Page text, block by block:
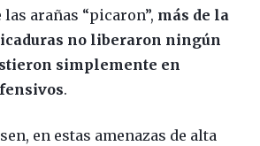
las arañas “picaron”, más de la
no liberaron ningún
simplemente en
.
en estas amenazas de alta